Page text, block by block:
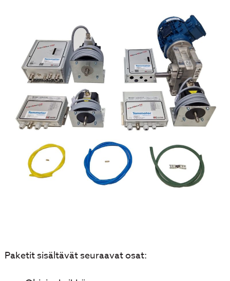
Paketit sisältävät seuraavat osat: